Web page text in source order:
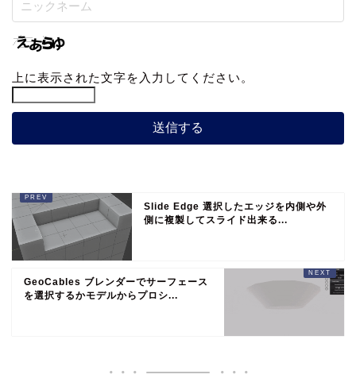
上に表示された文字を入力してください。
Slide Edge 選択したエッジを内側や外
側に複製してスライド出来る...
GeoCables ブレンダーでサーフェース
を選択するかモデルからプロシ...